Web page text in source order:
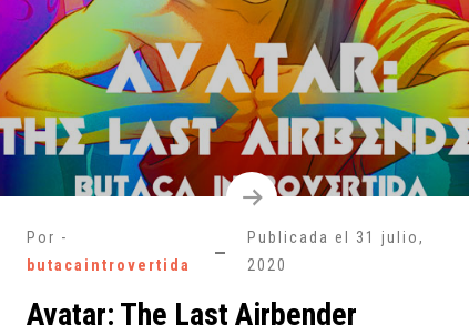
Por -
butacaintrovertida
Publicada el 31 julio,
2020
Avatar: The Last Airbender